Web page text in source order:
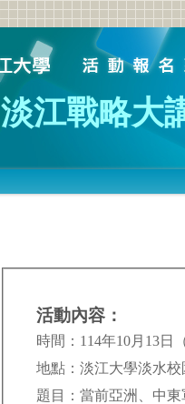
淡江戰略大
活動內容：
時間：114年10月13日
地點：淡江大學淡水校
題目：當前亞洲、中